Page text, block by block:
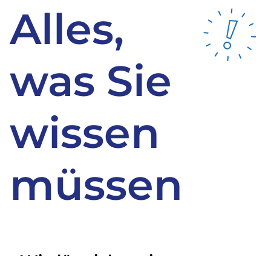
Alles,
was Sie
wissen
müssen